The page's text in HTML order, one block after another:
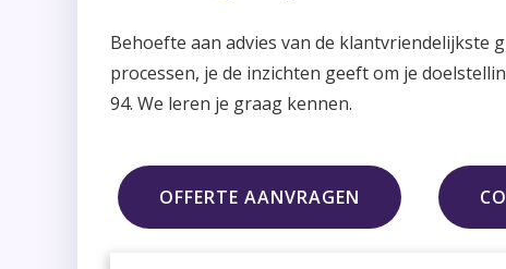
Behoefte aan advies van de klantvriendelijkste
processen, je de inzichten geeft om je
94. We leren je graag kennen.
OFFERTE AANVRAGEN